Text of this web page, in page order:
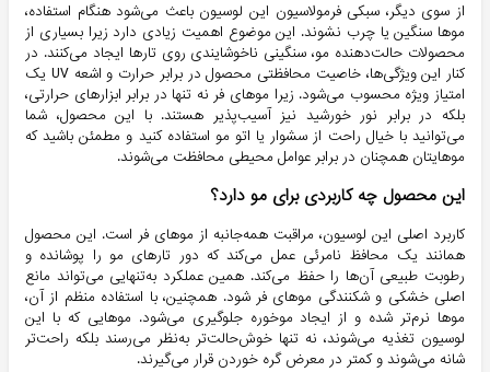
از سوی دیگر، سبکی فرمولاسیون این لوسیون باعث می‌شود هنگام استفاده،
موها سنگین یا چرب نشوند. این موضوع اهمیت زیادی دارد زیرا بسیاری از
محصولات حالت‌دهنده مو، سنگینی ناخوشایندی روی تارها ایجاد می‌کنند. در
کنار این ویژگی‌ها، خاصیت محافظتی محصول در برابر حرارت و اشعه UV یک
امتیاز ویژه محسوب می‌شود. زیرا موهای فر نه تنها در برابر ابزارهای حرارتی،
بلکه در برابر نور خورشید نیز آسیب‌پذیر هستند. با این محصول، شما
می‌توانید با خیال راحت از سشوار یا اتو مو استفاده کنید و مطمئن باشید که
موهایتان همچنان در برابر عوامل محیطی محافظت می‌شوند.
این محصول چه کاربردی برای مو دارد؟
کاربرد اصلی این لوسیون، مراقبت همه‌جانبه از موهای فر است. این محصول
همانند یک محافظ نامرئی عمل می‌کند که دور تارهای مو را پوشانده و
رطوبت طبیعی آن‌ها را حفظ می‌کند. همین عملکرد به‌تنهایی می‌تواند مانع
اصلی خشکی و شکنندگی موهای فر شود. همچنین، با استفاده منظم از آن،
موها نرم‌تر شده و از ایجاد موخوره جلوگیری می‌شود. موهایی که با این
لوسیون تغذیه می‌شوند، نه تنها خوش‌حالت‌تر به‌نظر می‌رسند بلکه راحت‌تر
شانه می‌شوند و کمتر در معرض گره خوردن قرار می‌گیرند.